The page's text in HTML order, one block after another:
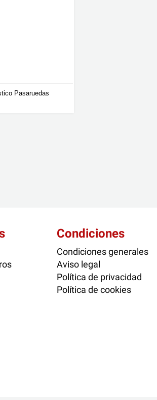
Pasaruedas
Condiciones
Condiciones generales
Aviso legal
Política de privacidad
Política de cookies